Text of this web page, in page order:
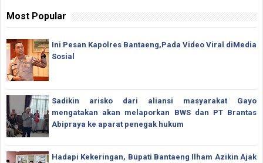
Most Popular
Ini Pesan Kapolres Bantaeng,Pada Video Viral diMedia
Sosial
Sadikin arisko dari aliansi masyarakat Gayo
mengatakan akan melaporkan BWS dan PT Brantas
Abipraya ke aparat penegak hukum
Hadapi Kekeringan, Bupati Bantaeng Ilham Azikin Ajak